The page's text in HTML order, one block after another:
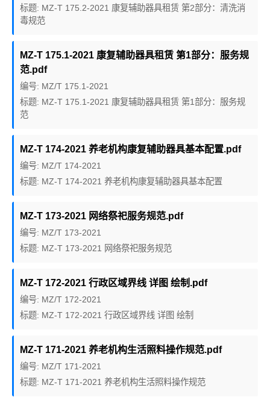
标题: MZ-T 175.2-2021 康复辅助器具租赁 第2部分：清洗消
毒规范
MZ-T 175.1-2021 康复辅助器具租赁 第1部分：服务规
范.pdf
编号: MZ/T 175.1-2021
标题: MZ-T 175.1-2021 康复辅助器具租赁 第1部分：服务规
范
MZ-T 174-2021 养老机构康复辅助器具基本配置.pdf
编号: MZ/T 174-2021
标题: MZ-T 174-2021 养老机构康复辅助器具基本配置
MZ-T 173-2021 网络祭祀服务规范.pdf
编号: MZ/T 173-2021
标题: MZ-T 173-2021 网络祭祀服务规范
MZ-T 172-2021 行政区域界线 详图 绘制.pdf
编号: MZ/T 172-2021
标题: MZ-T 172-2021 行政区域界线 详图 绘制
MZ-T 171-2021 养老机构生活照料操作规范.pdf
编号: MZ/T 171-2021
标题: MZ-T 171-2021 养老机构生活照料操作规范